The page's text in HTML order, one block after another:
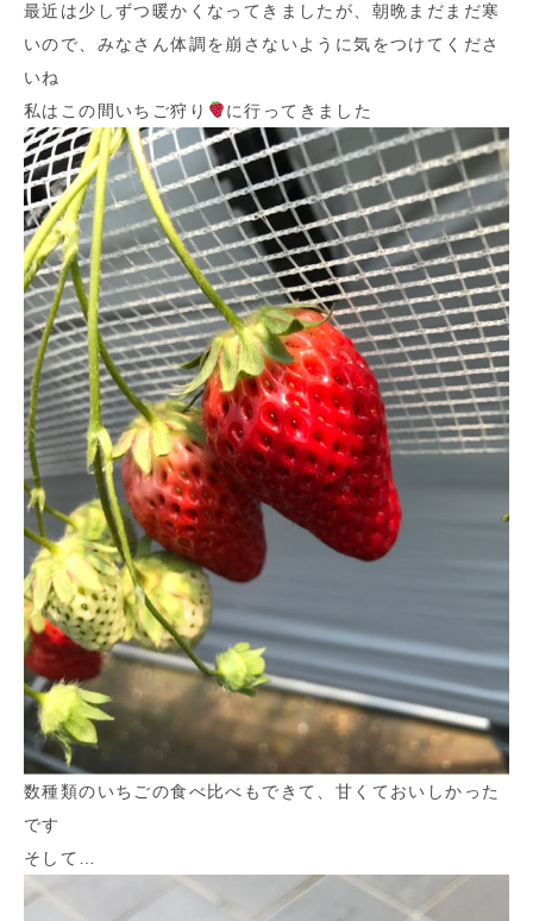
最近は少しずつ暖かくなってきましたが、朝晩まだまだ寒
いので、みなさん体調を崩さないように気をつけてくださ
いね
私はこの間いちご狩り
に行ってきました
数種類のいちごの食べ比べもできて、甘くておいしかった
です
そして…